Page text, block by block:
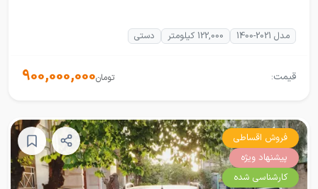
مدل 2021-1400 122,000 کیلومتر دستی
قیمت: 900,000,000تومان
فروش اقساطی
پیشنهاد ویژه
کارشناسی شده